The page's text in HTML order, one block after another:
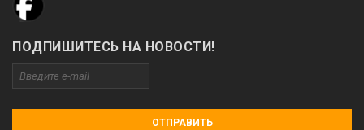
ПОДПИШИТЕСЬ НА НОВОСТИ!
ОТПРАВИТЬ